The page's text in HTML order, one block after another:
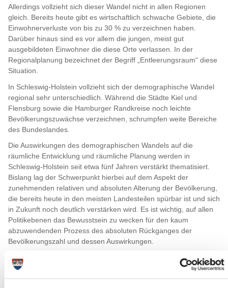
Allerdings vollzieht sich dieser Wandel nicht in allen Regionen
gleich. Bereits heute gibt es wirtschaftlich schwache Gebiete, die
Einwohnerverluste von bis zu 30 % zu verzeichnen haben.
Darüber hinaus sind es vor allem die jungen, meist gut
ausgebildeten Einwohner die diese Orte verlassen. In der
Regionalplanung bezeichnet der Begriff „Entleerungsraum“ diese
Situation.
In Schleswig-Holstein vollzieht sich der demographische Wandel
regional sehr unterschiedlich. Während die Städte Kiel und
Flensburg sowie die Hamburger Randkreise noch leichte
Bevölkerungszuwächse verzeichnen, schrumpfen weite Bereiche
des Bundeslandes.
Die Auswirkungen des demographischen Wandels auf die
räumliche Entwicklung und räumliche Planung werden in
Schleswig-Holstein seit etwa fünf Jahren verstärkt thematisiert.
Bislang lag der Schwerpunkt hierbei auf dem Aspekt der
zunehmenden relativen und absoluten Alterung der Bevölkerung,
die bereits heute in den meisten Landesteilen spürbar ist und sich
in Zukunft noch deutlich verstärken wird. Es ist wichtig, auf allen
Politikebenen das Bewusstsein zu wecken für den kaum
abzuwendenden Prozess des absoluten Rückganges der
Bevölkerungszahl und dessen Auswirkungen.